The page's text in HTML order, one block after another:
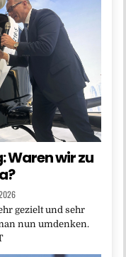
Waren wir zu
gezielt und sehr
nun umdenken.